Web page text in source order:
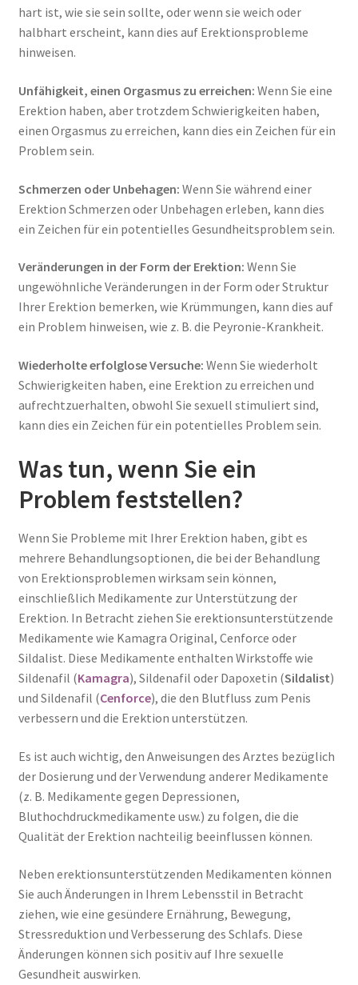
hart ist, wie sie sein sollte, oder wenn sie weich oder
halbhart erscheint, kann dies auf Erektionsprobleme
hinweisen.
Unfähigkeit, einen Orgasmus zu erreichen: Wenn Sie eine
Erektion haben, aber trotzdem Schwierigkeiten haben,
einen Orgasmus zu erreichen, kann dies ein Zeichen für ein
Problem sein.
Schmerzen oder Unbehagen: Wenn Sie während einer
Erektion Schmerzen oder Unbehagen erleben, kann dies
ein Zeichen für ein potentielles Gesundheitsproblem sein.
Veränderungen in der Form der Erektion: Wenn Sie
ungewöhnliche Veränderungen in der Form oder Struktur
Ihrer Erektion bemerken, wie Krümmungen, kann dies auf
ein Problem hinweisen, wie z. B. die Peyronie-Krankheit.
Wiederholte erfolglose Versuche: Wenn Sie wiederholt
Schwierigkeiten haben, eine Erektion zu erreichen und
aufrechtzuerhalten, obwohl Sie sexuell stimuliert sind,
kann dies ein Zeichen für ein potentielles Problem sein.
Was tun, wenn Sie ein
Problem feststellen?
Wenn Sie Probleme mit Ihrer Erektion haben, gibt es
mehrere Behandlungsoptionen, die bei der Behandlung
von Erektionsproblemen wirksam sein können,
einschließlich Medikamente zur Unterstützung der
Erektion. In Betracht ziehen Sie erektionsunterstützende
Medikamente wie Kamagra Original, Cenforce oder
Sildalist. Diese Medikamente enthalten Wirkstoffe wie
Sildenafil (Kamagra), Sildenafil oder Dapoxetin (Sildalist)
und Sildenafil (Cenforce), die den Blutfluss zum Penis
verbessern und die Erektion unterstützen.
Es ist auch wichtig, den Anweisungen des Arztes bezüglich
der Dosierung und der Verwendung anderer Medikamente
(z. B. Medikamente gegen Depressionen,
Bluthochdruckmedikamente usw.) zu folgen, die die
Qualität der Erektion nachteilig beeinflussen können.
Neben erektionsunterstützenden Medikamenten können
Sie auch Änderungen in Ihrem Lebensstil in Betracht
ziehen, wie eine gesündere Ernährung, Bewegung,
Stressreduktion und Verbesserung des Schlafs. Diese
Änderungen können sich positiv auf Ihre sexuelle
Gesundheit auswirken.